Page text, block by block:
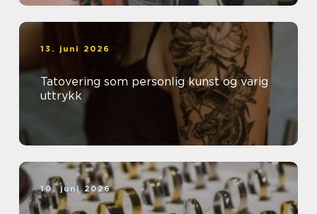
13. juni 2026
Tatovering som personlig kunst og varig
uttrykk
10. juni 2026